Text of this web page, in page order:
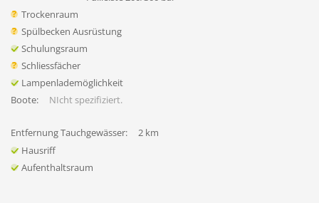
Trockenraum
Spülbecken Ausrüstung
Schulungsraum
Schliessfächer
Lampenlademöglichkeit
Boote:
NIcht spezifiziert.
Entfernung Tauchgewässer:
2 km
Hausriff
Aufenthaltsraum